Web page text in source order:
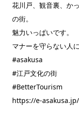
花川戸、観音裏、か
の街。
魅力いっぱいです。
マナーを守らない人
#asakusa
#江戸文化の街
#BetterTourism
https://e-asakusa.jp/